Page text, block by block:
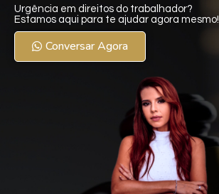
Urgência em direitos do trabalhador?
Estamos aqui para te ajudar agora mesmo!
Conversar Agora